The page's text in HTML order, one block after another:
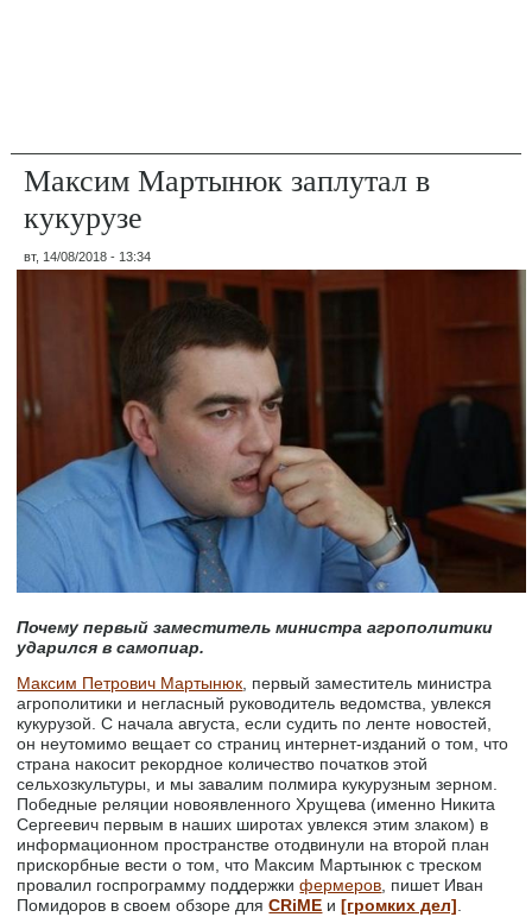
Максим Мартынюк заплутал в
кукурузе
вт, 14/08/2018 - 13:34
Почему первый заместитель министра агрополитики
ударился в самопиар.
Максим Петрович Мартынюк , первый заместитель министра
агрополитики и негласный руководитель ведомства, увлекся
кукурузой. С начала августа, если судить по ленте новостей,
он неутомимо вещает со страниц интернет-изданий о том, что
страна накосит рекордное количество початков этой
сельхозкультуры, и мы завалим полмира кукурузным зерном.
Победные реляции новоявленного Хрущева (именно Никита
Сергеевич первым в наших широтах увлекся этим злаком) в
информационном пространстве отодвинули на второй план
прискорбные вести о том, что Максим Мартынюк с треском
провалил госпрограмму поддержкифермеров , пишет Иван
Помидоров в своем обзоре дляCRiME и[громких дел]